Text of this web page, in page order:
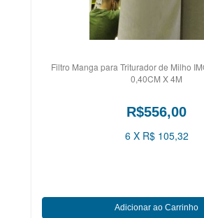
Filtro Manga para Triturador de Milho
0,40CM X 4M
R$556,00
6 X R$ 105,32